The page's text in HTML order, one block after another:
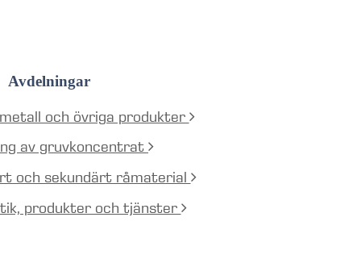
Avdelningar
och övriga produkter
av gruvkoncentrat
och sekundärt råmaterial
produkter och tjänster